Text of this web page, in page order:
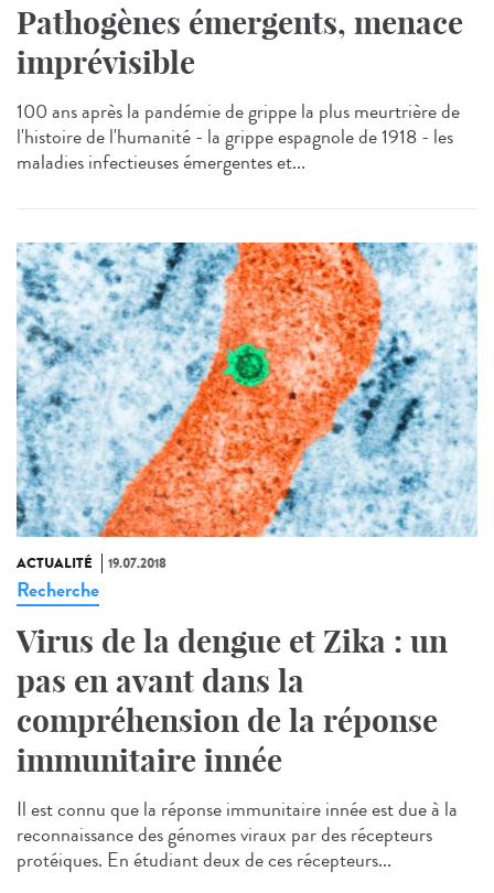
Pathogènes émergents, menace
imprévisible
100 ans après la pandémie de grippe la plus meurtrière de
l'histoire de l'humanité - la grippe espagnole de 1918 - les
maladies infectieuses émergentes et...
ACTUALITÉ 19.07.2018
Recherche
Virus de la dengue et Zika : un
pas en avant dans la
compréhension de la réponse
immunitaire innée
Il est connu que la réponse immunitaire innée est due à la
reconnaissance des génomes viraux par des récepteurs
protéiques. En étudiant deux de ces récepteurs...